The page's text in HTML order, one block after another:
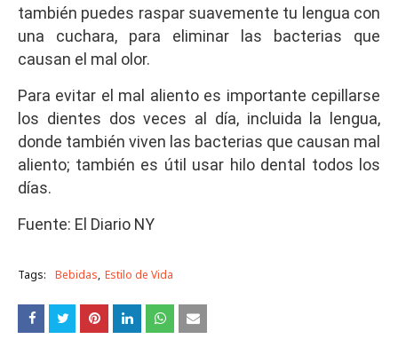
también puedes raspar suavemente tu lengua con
una cuchara, para eliminar las bacterias que
causan el mal olor.
Para evitar el mal aliento es importante cepillarse
los dientes dos veces al día, incluida la lengua,
donde también viven las bacterias que causan mal
aliento; también es útil usar hilo dental todos los
días.
Fuente: El Diario NY
Tags: Bebidas Estilo de Vida